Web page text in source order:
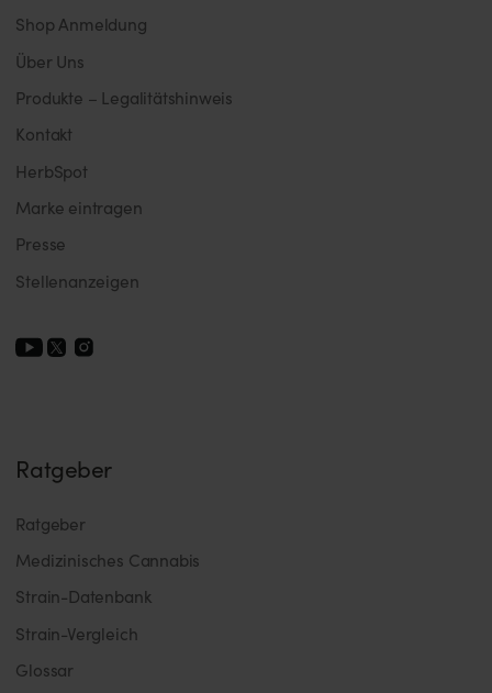
Shop Anmeldung
Über Uns
Produkte – Legalitätshinweis
Kontakt
HerbSpot
Marke eintragen
Presse
Stellenanzeigen
Ratgeber
Ratgeber
Medizinisches Cannabis
Strain-Datenbank
Strain-Vergleich
Glossar